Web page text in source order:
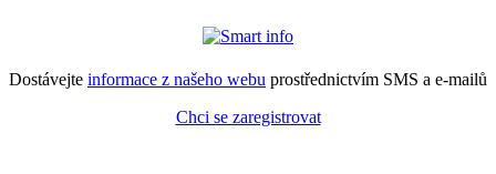
Dostávejte informace z našeho webu prostřednictvím SMS a e-mailů
Chci se zaregistrovat